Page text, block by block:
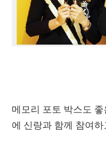
메모리 포토 박스도
에 신랑과 함께 참여하